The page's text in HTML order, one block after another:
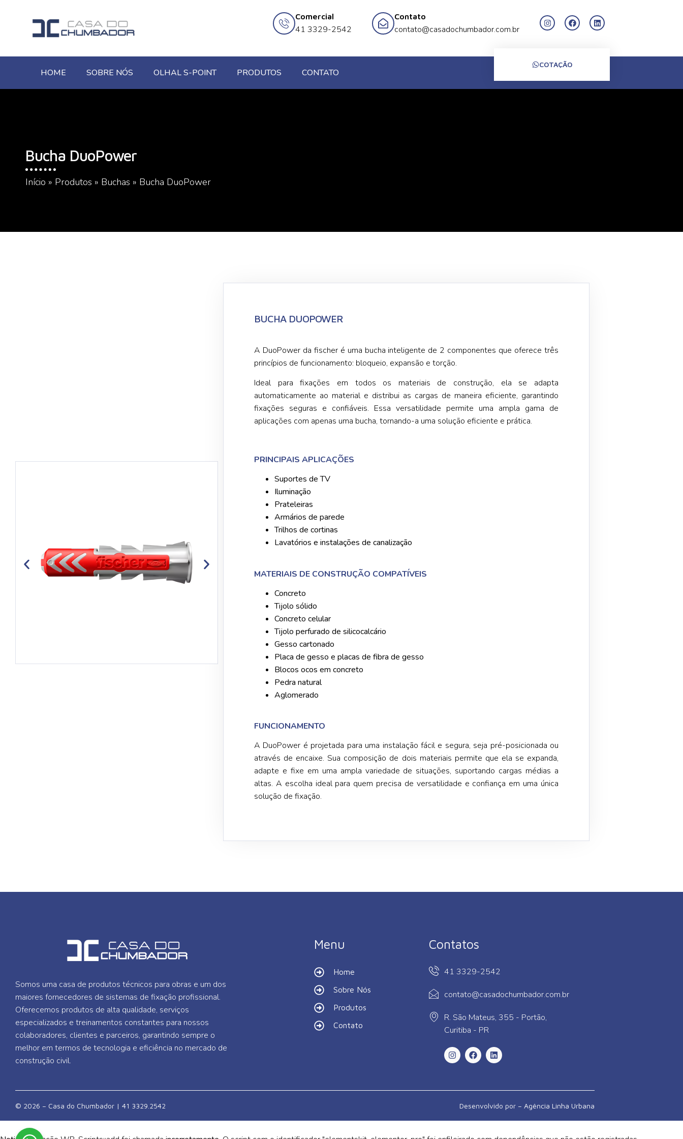
Comercial
41 3329-2542
Contato
contato@casadochumbador.com.br
HOME SOBRE NÓS OLHAL S-POINT PRODUTOS CONTATO
COTAÇÃO
Bucha DuoPower
Início » Produtos » Buchas » Bucha DuoPower
BUCHA DUOPOWER
A DuoPower da fischer é uma bucha inteligente de 2 componentes que oferece três
princípios de funcionamento: bloqueio, expansão e torção.
Ideal para fixações em todos os materiais de construção, ela se adapta
automaticamente ao material e distribui as cargas de maneira eficiente, garantindo
fixações seguras e confiáveis. Essa versatilidade permite uma ampla gama de
aplicações com apenas uma bucha, tornando-a uma solução eficiente e prática.
PRINCIPAIS APLICAÇÕES
Suportes de TV
Iluminação
Prateleiras
Armários de parede
Trilhos de cortinas
Lavatórios e instalações de canalização
MATERIAIS DE CONSTRUÇÃO COMPATÍVEIS
Concreto
Tijolo sólido
Concreto celular
Tijolo perfurado de silicocalcário
Gesso cartonado
Placa de gesso e placas de fibra de gesso
Blocos ocos em concreto
Pedra natural
Aglomerado
FUNCIONAMENTO
A DuoPower é projetada para uma instalação fácil e segura, seja pré-posicionada ou
através de encaixe. Sua composição de dois materiais permite que ela se expanda,
adapte e fixe em uma ampla variedade de situações, suportando cargas médias a
altas. A escolha ideal para quem precisa de versatilidade e confiança em uma única
solução de fixação.
Somos uma casa de produtos técnicos para obras e um dos
maiores fornecedores de sistemas de fixação profissional.
Oferecemos produtos de alta qualidade, serviços
especializados e treinamentos constantes para nossos
colaboradores, clientes e parceiros, garantindo sempre o
melhor em termos de tecnologia e eficiência no mercado de
construção civil.
Menu
Home
Sobre Nós
Produtos
Contato
Contatos
41 3329-2542
contato@casadochumbador.com.br
R. São Mateus, 355 - Portão,
Curitiba - PR
© 2026 – Casa do Chumbador | 41 3329.2542 Desenvolvido por – Agência Linha Urbana